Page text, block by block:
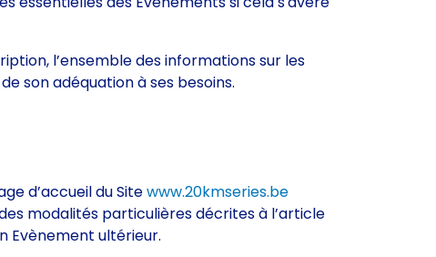
l’ensemble des informations sur les
son adéquation à ses besoins.
d’accueil du Sitewww.20kmseries.be
modalités particulières décrites à l’article
Evènement ultérieur.